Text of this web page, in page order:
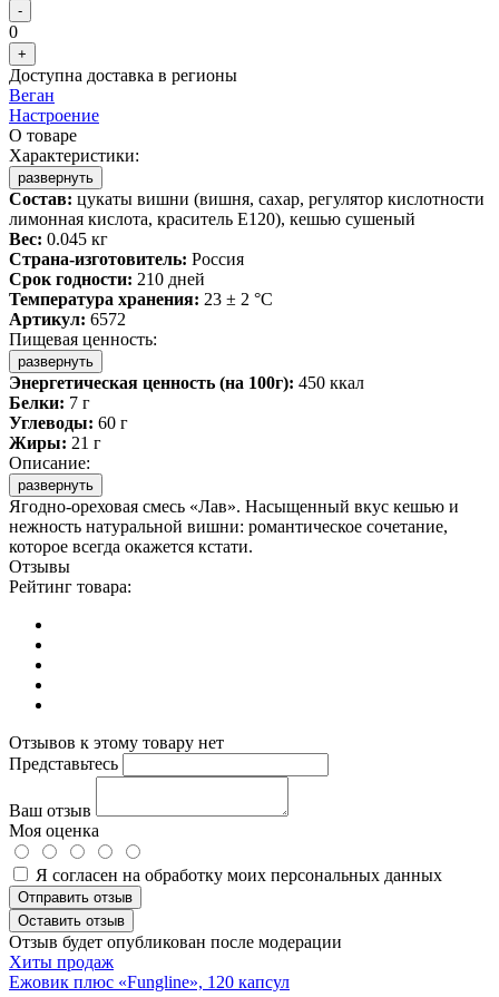
-
0
+
Доступна доставка в регионы
Веган
Настроение
О товаре
Характеристики:
развернуть
Состав: цукаты вишни (вишня, сахар, регулятор кислотности
лимонная кислота, краситель Е120), кешью сушеный
Вес: 0.045 кг
Страна-изготовитель: Россия
Срок годности: 210 дней
Температура хранения: 23 ± 2 °C
Артикул: 6572
Пищевая ценность:
развернуть
Энергетическая ценность (на 100г): 450 ккал
Белки: 7 г
Углеводы: 60 г
Жиры: 21 г
Описание:
развернуть
Ягодно-ореховая смесь «Лав». Насыщенный вкус кешью и
нежность натуральной вишни: романтическое сочетание,
которое всегда окажется кстати.
Отзывы
Рейтинг товара:
Отзывов к этому товару нет
Представьтесь
Ваш отзыв
Моя оценка
Я согласен на обработку моих персональных данных
Отправить отзыв
Оставить отзыв
Отзыв будет опубликован после модерации
Хиты продаж
Ежовик плюс «Fungline», 120 капсул